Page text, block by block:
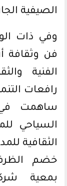
الصيفية
وفي ذات
فن وثقافة
الفنية
رافعات
ساهمت في
السياحي
الثقافية
خضم
بمعية